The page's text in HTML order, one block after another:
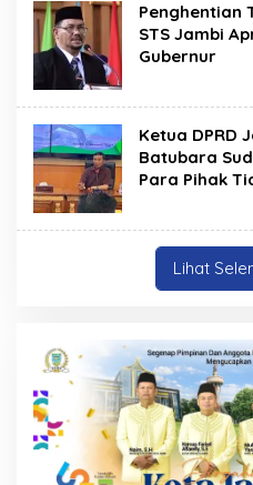
Penghentian
STS Jambi
Gubernur
Ketua DPRD
Batubara
Para Pihak
Lihat